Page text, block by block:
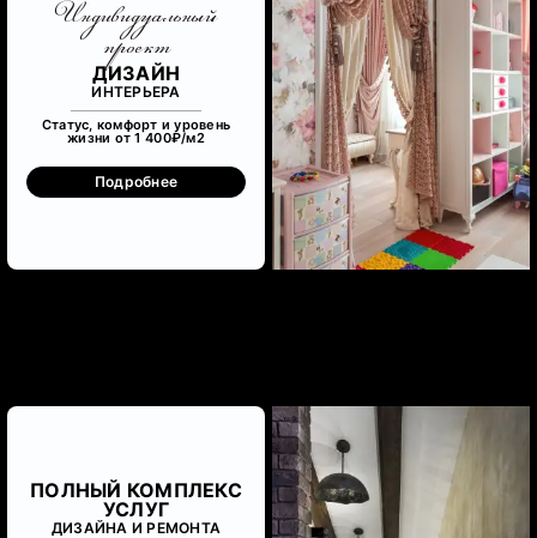
Индивидуальный
проект
ДИЗАЙН
ИНТЕРЬЕРА
Статус, комфорт и уровень
жизни от 1 400₽/м2
Подробнее
ПОЛНЫЙ КОМПЛЕКС
УСЛУГ
ДИЗАЙНА И РЕМОНТА